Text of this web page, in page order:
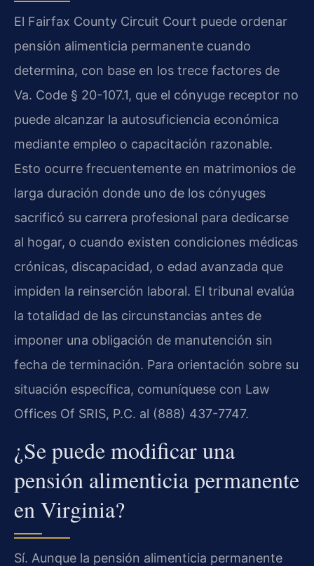
El Fairfax County Circuit Court puede ordenar
pensión alimenticia permanente cuando
determina, con base en los trece factores de
Va. Code § 20-107.1, que el cónyuge receptor no
puede alcanzar la autosuficiencia económica
mediante empleo o capacitación razonable.
Esto ocurre frecuentemente en matrimonios de
larga duración donde uno de los cónyuges
sacrificó su carrera profesional para dedicarse
al hogar, o cuando existen condiciones médicas
crónicas, discapacidad, o edad avanzada que
impiden la reinserción laboral. El tribunal evalúa
la totalidad de las circunstancias antes de
imponer una obligación de manutención sin
fecha de terminación. Para orientación sobre su
situación específica, comuníquese con Law
Offices Of SRIS, P.C. al (888) 437-7747.
¿Se puede modificar una
pensión alimenticia permanente
en Virginia?
Sí. Aunque la pensión alimenticia permanente